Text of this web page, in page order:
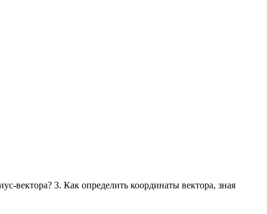
вектора? 3. Как определить координаты вектора, зная